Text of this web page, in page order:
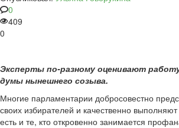
0
409
0
Эксперты по-разному оценивают
думы нынешнего созыва.
Многие парламентарии добросовестно
своих избирателей и качественно
есть и те, кто откровенно занимается